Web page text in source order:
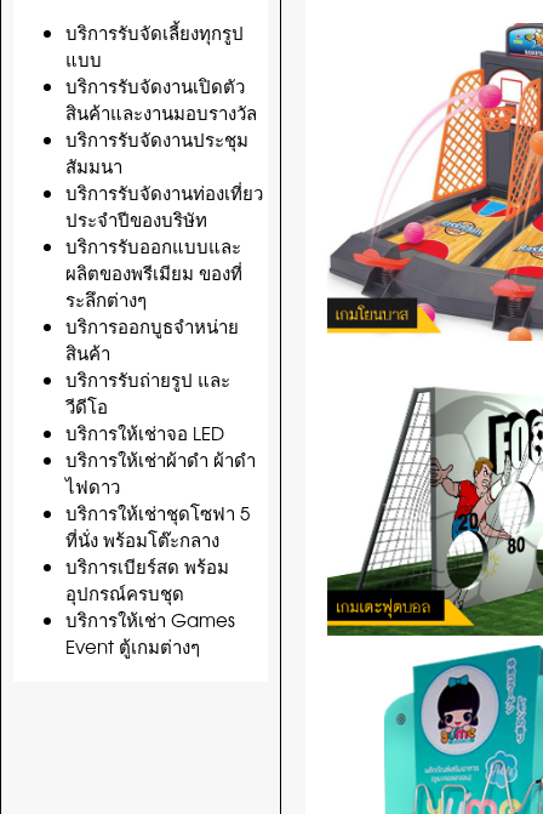
บริการรับจัดเลี้ยงทุกรูป
แบบ
บริการรับจัดงานเปิดตัว
สินค้าและงานมอบรางวัล
บริการรับจัดงานประชุม
สัมมนา
บริการรับจัดงานท่องเที่ยว
ประจำปีของบริษัท
บริการรับออกแบบและ
ผลิตของพรีเมียม ของที่
ระลึกต่างๆ
บริการออกบูธจำหน่าย
สินค้า
บริการรับถ่ายรูป และ
วีดีโอ
บริการให้เช่าจอ LED
บริการให้เช่าผ้าดำ ผ้าดำ
ไฟดาว
บริการให้เช่าชุดโซฟา 5
ที่นั่ง พร้อมโต๊ะกลาง
บริการเบียร์สด พร้อม
อุปกรณ์ครบชุด
บริการให้เช่า Games
Event ตู้เกมต่างๆ